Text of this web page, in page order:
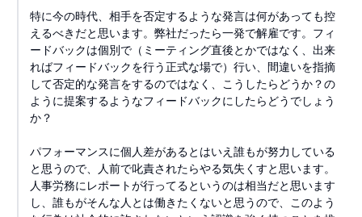
特に今の時代、相手を否定するような発言は何があっても控
えるべきだと思います。弊社だったら一発で解雇です。フィ
ードバックは個別で（ミーティング直後とかではなく、出来
ればフィードバックを行う正式な場で）行い、間違いを指摘
して否定的な発言をするのではなく、こうしたらどうか？の
ように提案するようなフィードバックにしたらどうでしょう
か？
パフォーマンスに個人差があるとはいえ誰もが努力している
と思うので、人前で叱責されたらやる気失くすと思います。
人事労務にレポートが行ってるというのは相当だと思います
し、誰もがそんな人とは働きたくないと思うので、このよう